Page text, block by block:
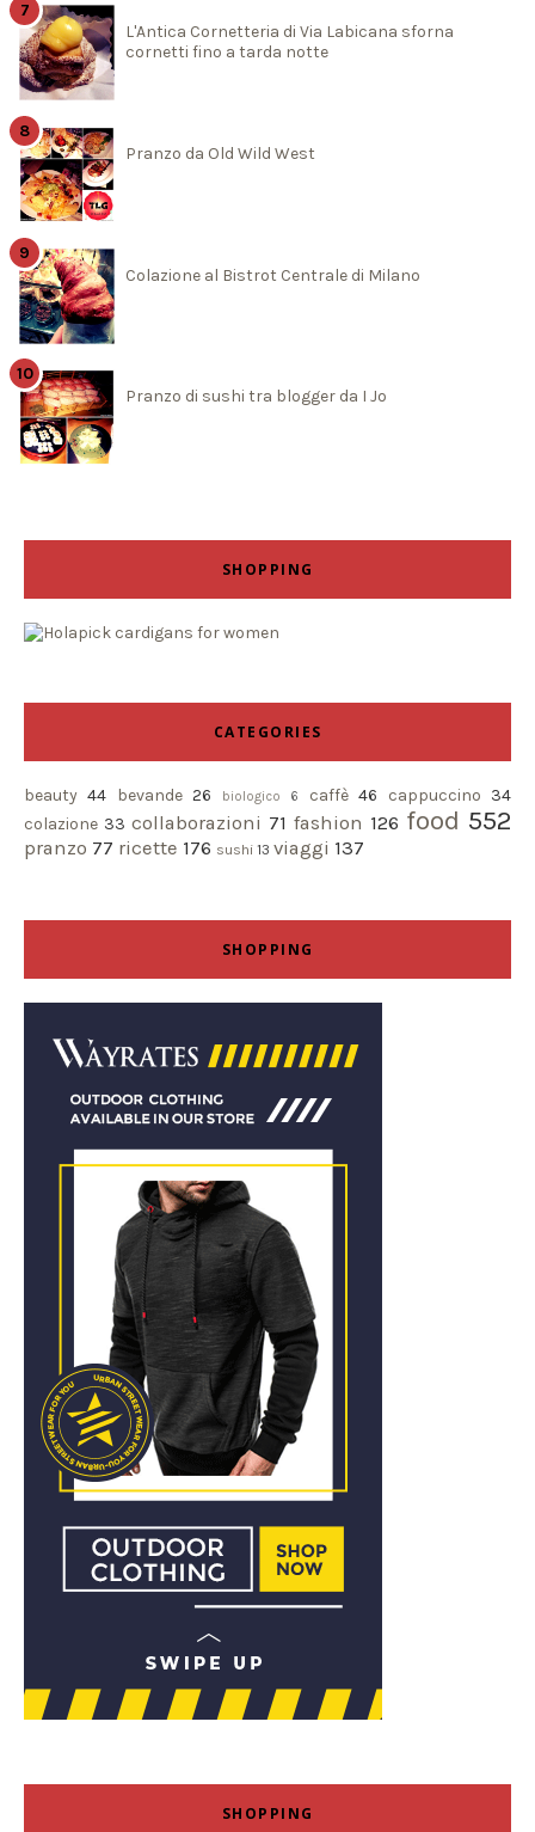
L'Antica Cornetteria di Via Labicana sforna
cornetti fino a tarda notte
Pranzo da Old Wild West
Colazione al Bistrot Centrale di Milano
Pranzo di sushi tra blogger da I Jo
SHOPPING
CATEGORIES
beauty 44 bevande 26 biologico 6 caffè 46 cappuccino 34
colazione 33 collaborazioni 71 fashion 126 food 552
pranzo 77 ricette 176 sushi 13 viaggi 137
SHOPPING
SHOPPING